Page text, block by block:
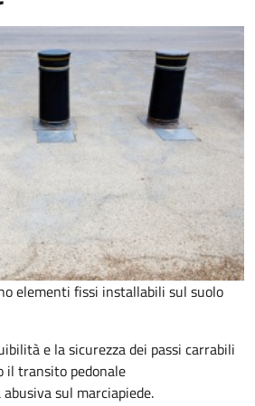
elementi fissi installabili sul suolo
e la sicurezza dei passi carrabili
il transito pedonale
sul marciapiede.